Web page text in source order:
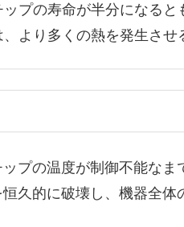
プの寿命が半分になると
より多くの熱を発生させ
プの温度が制御不能なま
久的に破壊し、機器全体